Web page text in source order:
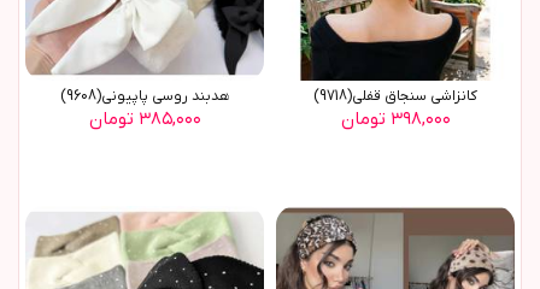
کانزاشی سنجاق قفلی(9718)
۳۹۸,۰۰۰ تومان
هدبند روسي پاپيوني(9608)
۳۸۵,۰۰۰ تومان